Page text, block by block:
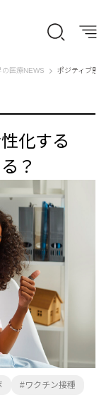
医療NEWS ポジティブ思考
化する
？
ワクチン接種